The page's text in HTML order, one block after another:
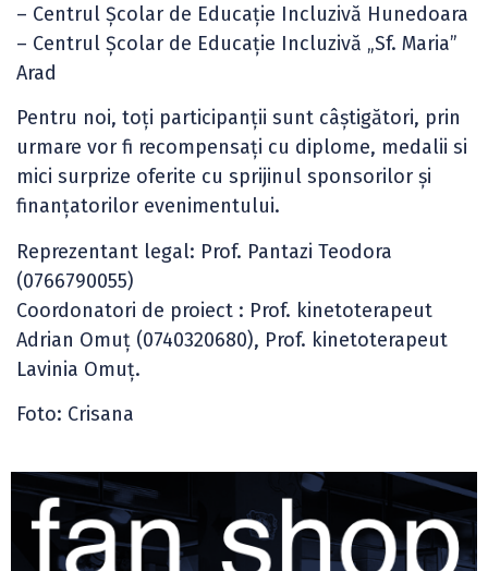
– Centrul Şcolar de Educaţie Incluzivă Hunedoara
– Centrul Şcolar de Educaţie Incluzivă „Sf. Maria”
Arad
Pentru noi, toți participanții sunt câștigători, prin
urmare vor fi recompensați cu diplome, medalii si
mici surprize oferite cu sprijinul sponsorilor și
finanțatorilor evenimentului.
Reprezentant legal: Prof. Pantazi Teodora
(0766790055)
Coordonatori de proiect : Prof. kinetoterapeut
Adrian Omuţ (0740320680), Prof. kinetoterapeut
Lavinia Omuț.
Foto: Crisana